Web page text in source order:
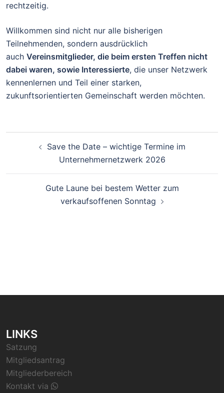
rechtzeitig.
Willkommen sind nicht nur alle bisherigen
Teilnehmenden, sondern ausdrücklich
auch Vereinsmitglieder, die beim ersten Treffen nicht
dabei waren, sowie Interessierte, die unser Netzwerk
kennenlernen und Teil einer starken,
zukunftsorientierten Gemeinschaft werden möchten.
Save the Date – wichtige Termine im
Unternehmernetzwerk 2026
Gute Laune bei bestem Wetter zum
verkaufsoffenen Sonntag
LINKS
Satzung
Mitgliedsantrag
Mitgliederbereich
Kontakt via